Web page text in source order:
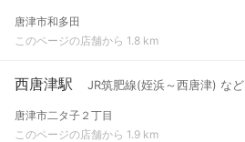
唐津市和多田
このページの店舗から 1.8 km
西唐津駅 JR筑肥線(姪浜～西唐津) など
唐津市二タ子２丁目
このページの店舗から 1.9 km